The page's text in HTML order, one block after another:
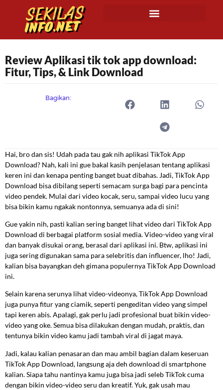
Review Aplikasi tik tok app download:
Fitur, Tips, & Link Download
Bagikan:
Hai, bro dan sis! Udah pada tau gak nih aplikasi TikTok App
Download? Nah, kali ini gue bakal kasih penjelasan tentang aplikasi
keren ini dan kenapa penting banget buat dibahas. Jadi, TikTok App
Download bisa dibilang seperti semacam surga bagi para pencinta
video pendek. Mulai dari video kocak, seru, sampai video lucu yang
bisa bikin kamu ngakak nontonnya, semuanya ada di sini!
Gue yakin nih, pasti kalian sering banget lihat video dari TikTok App
Download di berbagai platform sosial media. Video-video yang viral
dan banyak disukai orang, berasal dari aplikasi ini. Btw, aplikasi ini
juga sering digunakan sama para selebritis dan influencer, lho! Jadi,
kalian bisa bayangkan deh gimana populernya TikTok App Download
ini.
Selain karena serunya lihat video-videonya, TikTok App Download
juga punya fitur yang ciamik, seperti pengeditan video yang simpel
tapi keren abis. Apalagi, gak perlu jadi profesional buat bikin video-
video yang oke. Semua bisa dilakukan dengan mudah, praktis, dan
tentunya bikin video kamu jadi tambah viral di jagat maya.
Jadi, kalau kalian penasaran dan mau ambil bagian dalam keseruan
TikTok App Download, langsung aja deh download di smartphone
kalian. Siapa tahu nantinya kamu juga bisa jadi seleb TikTok cuma
dengan bikin video-video seru dan kreatif. Yuk, gak usah mau